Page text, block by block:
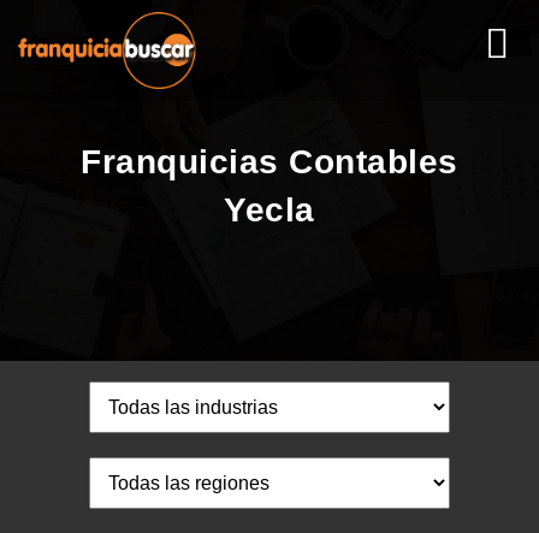
Franquicias Contables
Yecla